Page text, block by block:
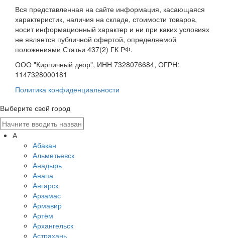
Вся представленная на сайте информация, касающаяся
характеристик, наличия на складе, стоимости товаров,
носит информационный характер и ни при каких условиях
не является публичной офертой, определяемой
положениями Статьи 437(2) ГК РФ.
ООО "Кирпичный двор", ИНН 7328076684, ОГРН:
1147328000181
Политика конфиденциальности
Выберите свой город
А
Абакан
Альметьевск
Анадырь
Анапа
Ангарск
Арзамас
Армавир
Артём
Архангельск
Астрахань